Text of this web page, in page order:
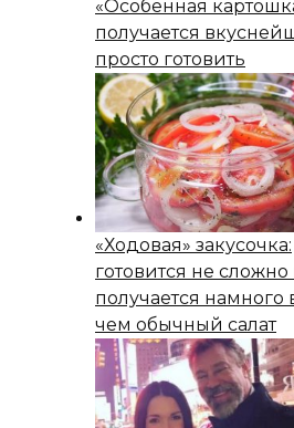
«Особенная
получается
просто готовить
«Ходовая» закусочка:
готовится не сложно
получается намного
чем обычный салат